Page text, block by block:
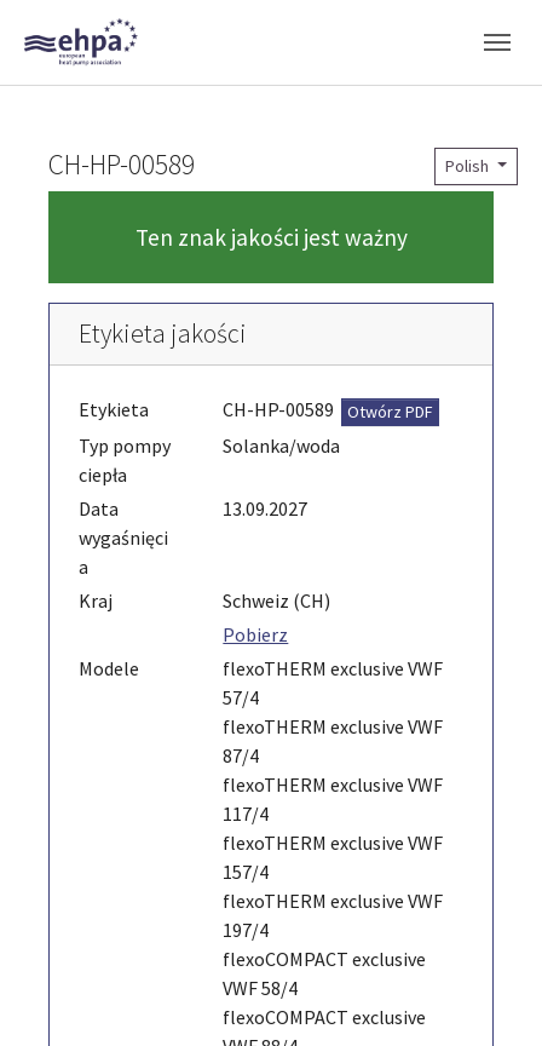
Skip to main navigation
Skip to main content
Skip to page footer
Polish
CH-HP-00589
Ten znak jakości jest ważny
Etykieta jakości
Etykieta CH-HP-00589 Otwórz PDF
Typ pompy
ciepła
Solanka/woda
Data
wygaśnięci
a
13.09.2027
Kraj
Schweiz (CH)
Pobierz
Modele
flexoTHERM exclusive VWF
57/4
flexoTHERM exclusive VWF
87/4
flexoTHERM exclusive VWF
117/4
flexoTHERM exclusive VWF
157/4
flexoTHERM exclusive VWF
197/4
flexoCOMPACT exclusive
VWF 58/4
flexoCOMPACT exclusive